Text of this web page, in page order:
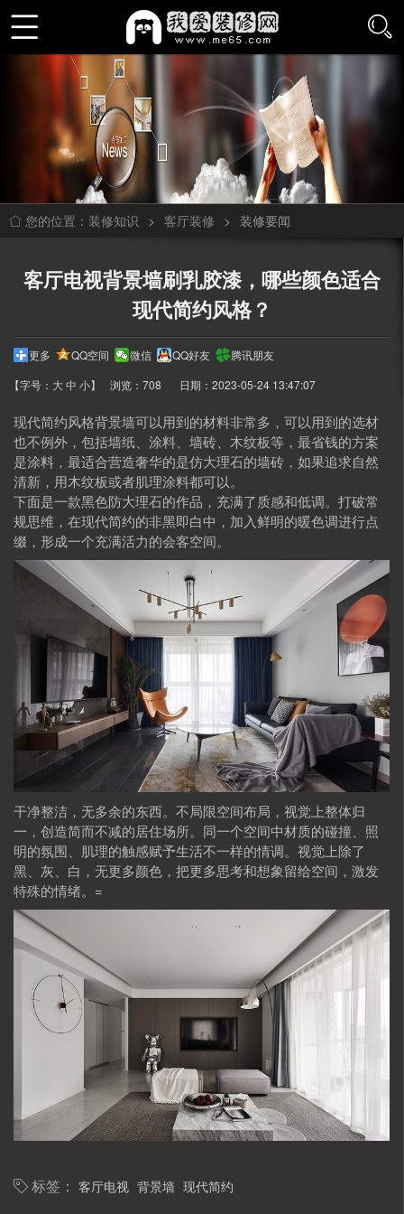
您的位置： 装修知识 > 客厅装修 > 装修要闻
客厅电视背景墙刷乳胶漆，哪些颜色适合
现代简约风格？
更多 QQ空间 微信 QQ好友
腾讯朋友
【字号： 大中 小】 浏览：708 日期：2023-05-24 13:47:07
现代简约风格背景墙可以用到的材料非常多，可以用到的选材
也不例外，包括墙纸、涂料、墙砖、木纹板等，最省钱的方案
是涂料，最适合营造奢华的是仿大理石的墙砖，如果追求自然
清新，用木纹板或者肌理涂料都可以。
下面是一款黑色防大理石的作品，充满了质感和低调。打破常
规思维，在现代简约的非黑即白中，加入鲜明的暖色调进行点
缀，形成一个充满活力的会客空间。
干净整洁，无多余的东西。不局限空间布局，视觉上整体归
一，创造简而不减的居住场所。同一个空间中材质的碰撞、照
明的氛围、肌理的触感赋予生活不一样的情调。视觉上除了
黑、灰、白，无更多颜色，把更多思考和想象留给空间，激发
特殊的情绪。=
标签： 客厅电视 背景墙 现代简约